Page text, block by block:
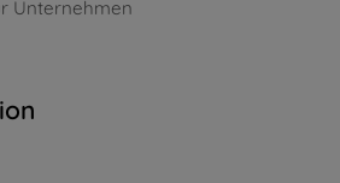
Unternehmen